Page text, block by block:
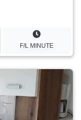
F/L MINUTE